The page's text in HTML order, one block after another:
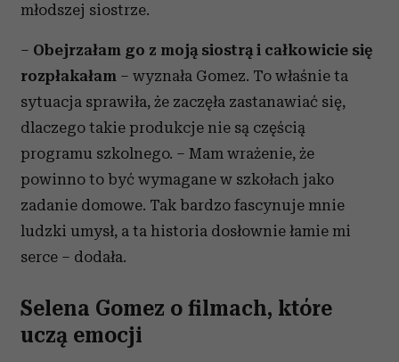
młodszej siostrze.
– Obejrzałam go z moją siostrą i całkowicie się
rozpłakałam – wyznała Gomez. To właśnie ta
sytuacja sprawiła, że zaczęła zastanawiać się,
dlaczego takie produkcje nie są częścią
programu szkolnego. – Mam wrażenie, że
powinno to być wymagane w szkołach jako
zadanie domowe. Tak bardzo fascynuje mnie
ludzki umysł, a ta historia dosłownie łamie mi
serce – dodała.
Selena Gomez o filmach, które
uczą emocji